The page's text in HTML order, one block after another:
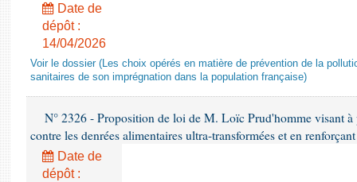
Date de
dépôt :
14/04/2026
Voir le dossier (Les choix opérés en matière de prévention de la
sanitaires de son imprégnation dans la population française)
N° 2326 - Proposition de loi de M. Loïc Prud'homme visant
contre les denrées alimentaires ultra-transformées et en
Date de
dépôt :